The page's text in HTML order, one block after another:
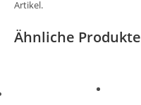
Artikel.
Ähnliche Produkte